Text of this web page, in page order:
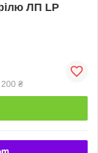
ЛП LP
₴